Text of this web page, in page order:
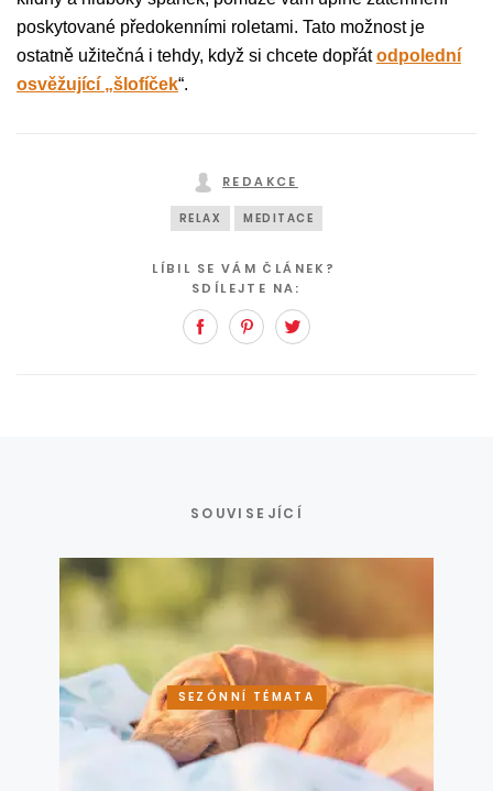
poskytované předokenními roletami. Tato možnost je
ostatně užitečná i tehdy, když si chcete dopřátodpolední
osvěžující „šlofíček“.
REDAKCE
RELAX MEDITACE
LÍBIL SE VÁM ČLÁNEK?
SDÍLEJTE NA:
FacebookPinterest
SOUVISEJÍCÍ
SEZÓNNÍ TÉMATA